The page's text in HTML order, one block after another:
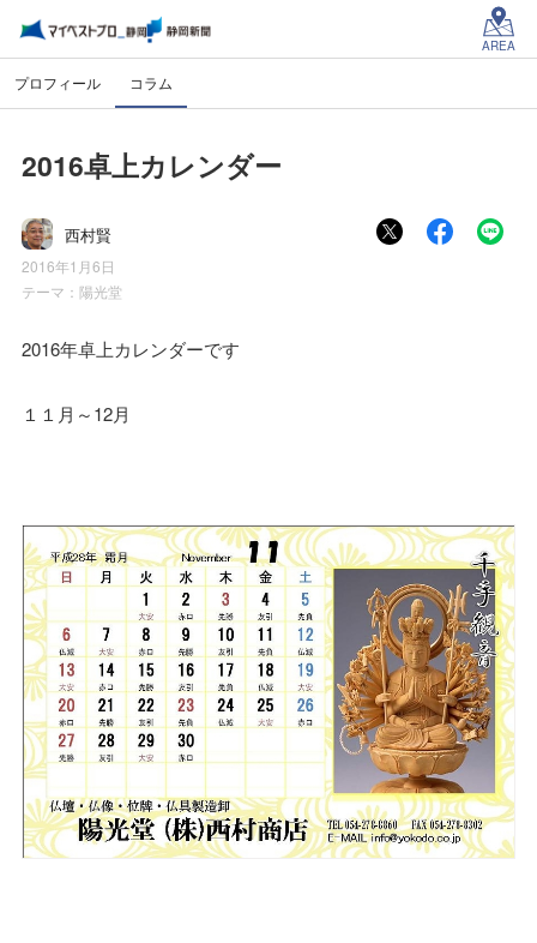
AREA
プロフィール コラム
2016卓上カレンダー
西村賢
2016年1月6日
テーマ： 陽光堂
2016年卓上カレンダーです
１１月～12月